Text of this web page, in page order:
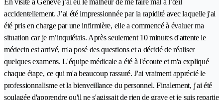
accidentellement. J’ai été impressionnée par la rapidité avec laquelle j'ai
été pris en charge par une infirmière, elle a commencé à évaluer ma
situation car je m’inquiétais. Après seulement 10 minutes d'attente le
médecin est arrivé, m'a posé des questions et a décidé de réaliser
quelques examens. L'équipe médicale a été à l'écoute et m'a expliqué
chaque étape, ce qui m'a beaucoup rassuré. J'ai vraiment apprécié le
professionnalisme et la bienveillance du personnel. Finalement, j'ai été
soulagée d'apprendre qu'il ne s'agissait de rien de grave et je suis repartie